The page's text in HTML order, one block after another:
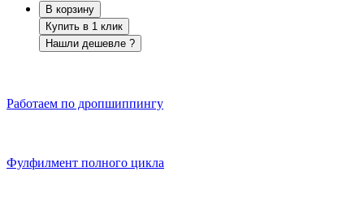
В корзину
Купить в 1 клик
Нашли дешевле ?
Работаем по дропшиппингу
Фулфилмент полного цикла